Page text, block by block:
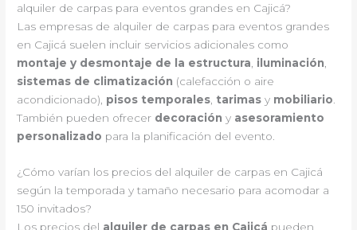
alquiler de carpas para eventos grandes en Cajicá?
Las empresas de alquiler de carpas para eventos grandes
en Cajicá suelen incluir servicios adicionales como
montaje y desmontaje de la estructura iluminación
sistemas de climatización (calefacción o aire
acondicionado), pisos temporales tarimas y mobiliario
También pueden ofrecer decoración y asesoramiento
personalizado para la planificación del evento.
¿Cómo varían los precios del alquiler de carpas en Cajicá
según la temporada y tamaño necesario para acomodar a
150 invitados?
Los precios del alquiler de carpas en Cajicá pueden